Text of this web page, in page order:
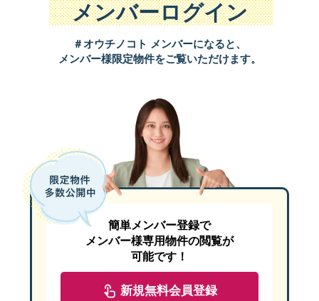
メンバーログイン
＃オウチノコト メンバーになると、
メンバー様限定物件をご覧いただけます。
簡単メンバー登録で
メンバー様専用物件の閲覧が
可能です！
新規無料会員登録